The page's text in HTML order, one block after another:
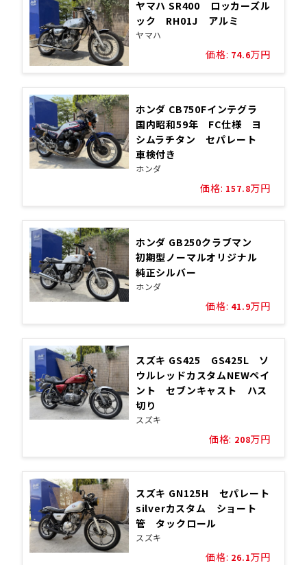
ヤマハ SR400 ロッカーズル
ック RH01J アルミ
ヤマハ
価格: 74.6万円
ホンダ CB750Fインテグラ
国内昭和59年 FC仕様 ヨ
シムラチタン セパレート
車検付き
ホンダ
価格: 157.8万円
ホンダ GB250クラブマン
初期型ノーマルオリジナル
純正シルバー
ホンダ
価格: 41.9万円
スズキ GS425 GS425L ソ
ウルレッドカスタムNEWペイ
ント セブンキャスト ハス
切り
スズキ
価格: 208万円
スズキ GN125H セパレート
silverカスタム ショート
管 タックロール
スズキ
価格: 26.1万円